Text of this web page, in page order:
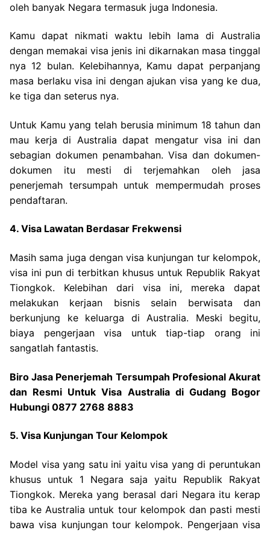
oleh banyak Negara termasuk juga Indonesia.
Kamu dapat nikmati waktu lebih lama di Australia
dengan memakai visa jenis ini dikarnakan masa tinggal
nya 12 bulan. Kelebihannya, Kamu dapat perpanjang
masa berlaku visa ini dengan ajukan visa yang ke dua,
ke tiga dan seterus nya.
Untuk Kamu yang telah berusia minimum 18 tahun dan
mau kerja di Australia dapat mengatur visa ini dan
sebagian dokumen penambahan. Visa dan dokumen-
dokumen itu mesti di terjemahkan oleh jasa
penerjemah tersumpah untuk mempermudah proses
pendaftaran.
4. Visa Lawatan Berdasar Frekwensi
Masih sama juga dengan visa kunjungan tur kelompok,
visa ini pun di terbitkan khusus untuk Republik Rakyat
Tiongkok. Kelebihan dari visa ini, mereka dapat
melakukan kerjaan bisnis selain berwisata dan
berkunjung ke keluarga di Australia. Meski begitu,
biaya pengerjaan visa untuk tiap-tiap orang ini
sangatlah fantastis.
Biro Jasa Penerjemah Tersumpah Profesional Akurat
dan Resmi Untuk Visa Australia di Gudang Bogor
Hubungi 0877 2768 8883
5. Visa Kunjungan Tour Kelompok
Model visa yang satu ini yaitu visa yang di peruntukan
khusus untuk 1 Negara saja yaitu Republik Rakyat
Tiongkok. Mereka yang berasal dari Negara itu kerap
tiba ke Australia untuk tour kelompok dan pasti mesti
bawa visa kunjungan tour kelompok. Pengerjaan visa